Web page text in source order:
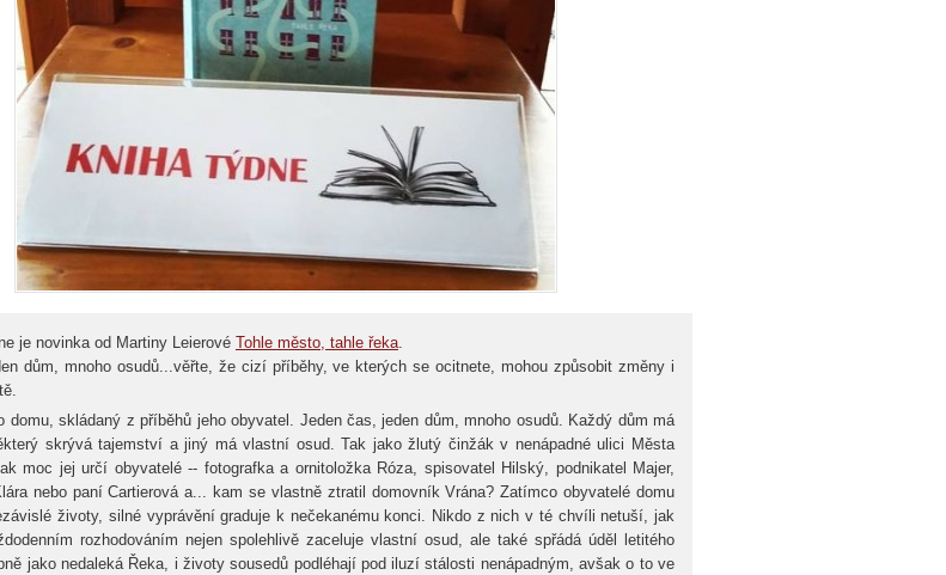
je novinka od Martiny Leierové Tohle město, tahle řeka.
dům, mnoho osudů...věřte, že cizí příběhy, ve kterých se ocitnete, mohou způsobit změny i
domu, skládaný z příběhů jeho obyvatel. Jeden čas, jeden dům, mnoho osudů. Každý dům má
skrývá tajemství a jiný má vlastní osud. Tak jako žlutý činžák v nenápadné ulici Města
moc jej určí obyvatelé -- fotografka a ornitoložka Róza, spisovatel Hilský, podnikatel Majer,
nebo paní Cartierová a... kam se vlastně ztratil domovník Vrána? Zatímco obyvatelé domu
životy, silné vyprávění graduje k nečekanému konci. Nikdo z nich v té chvíli netuší, jak
rozhodováním nejen spolehlivě zaceluje vlastní osud, ale také spřádá úděl letitého
jako nedaleká Řeka, i životy sousedů podléhají pod iluzí stálosti nenápadným, avšak o to ve